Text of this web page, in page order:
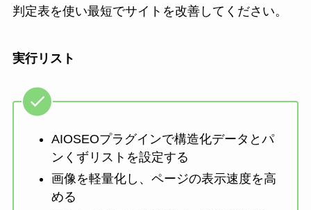
判定表を使い最短でサイトを改善してください。
実行リスト
AIOSEOプラグインで構造化データとパ
ンくずリストを設定する
画像を軽量化し、ページの表示速度を高
める